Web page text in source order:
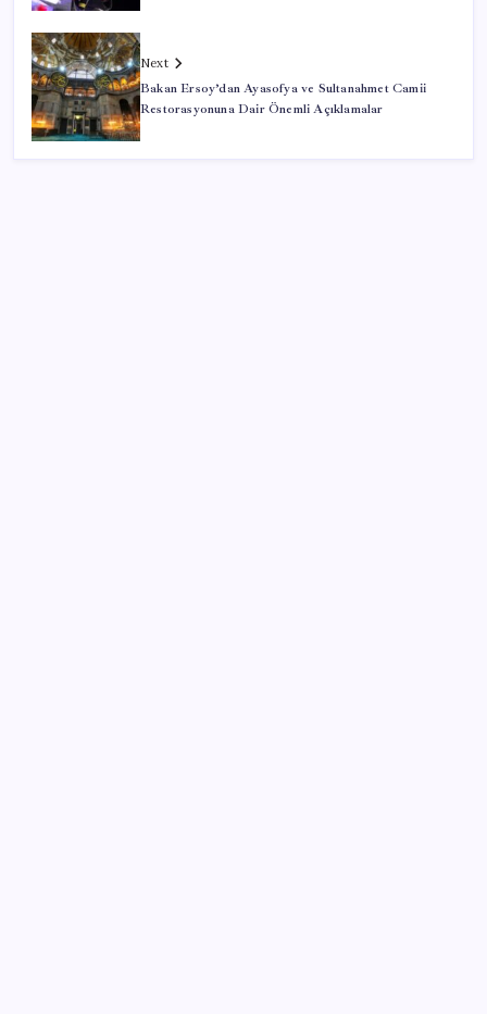
Next
Bakan Ersoy’dan Ayasofya ve Sultanahmet Camii
Restorasyonuna Dair Önemli Açıklamalar